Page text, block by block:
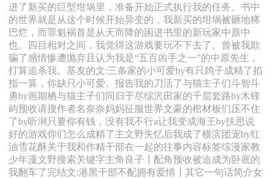
进了新买的巨型坩埚里，准备开始正式执行我的任务。书中
的世界就是从这个时候开始异变的，我新买的坩埚被砸地稀
巴烂，而罪魁祸首是从天而降的困进书里的新玩家中原中
也。四目相对之间，我觉得这游戏要玩不下去了。曾被我欺
骗了感情惨遭抛弃且认为我是“五百凶手之一”的中原先生，
打算追杀我。基友的文:三条家的小可爱by有只鸽子成精了掐
指一算，你缺只小可爱。报告我的刀活了与猫主子们斗智斗
勇by画期栖与猫主子们同归于尽综沢田家的千层套路by木铎
屿预收请搜作者名奈奈妈妈征服世界文豪的棺材板们压不住
了by听涧只要你有钱，没有我不行a让我变成海王by扶思说
好的游戏你们怎么成精了主文野失忆后我成了横滨团宠by红
油雪花酥关于我和作精干部在一起的往事内容标签综漫家教
少年漫文野搜索关键字主角良子┃配角预收被迫成为卧底的
我翻车了完结文:港黑干部不配拥有爱情┃其它一句话简介女